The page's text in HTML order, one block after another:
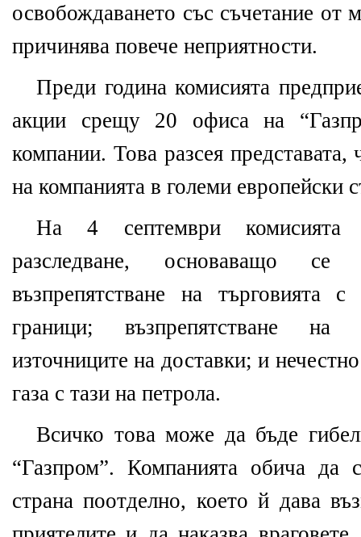
освобождаването със съчетание от
причинява повече неприятности.
Преди година комисията
акции срещу 20 офиса на
компании. Това разсея представата,
на компанията в големи европейски
На 4 септември комисията
разследване, основаващо
възпрепятстване на търговията
граници; възпрепятстване на
източниците на доставки; и
газа с тази на петрола.
Всичко това може да бъде
“Газпром”. Компанията обича да
страна поотделно, което й дава